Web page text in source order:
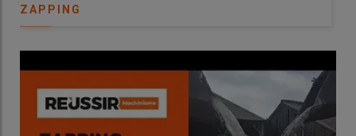
ZAPPING